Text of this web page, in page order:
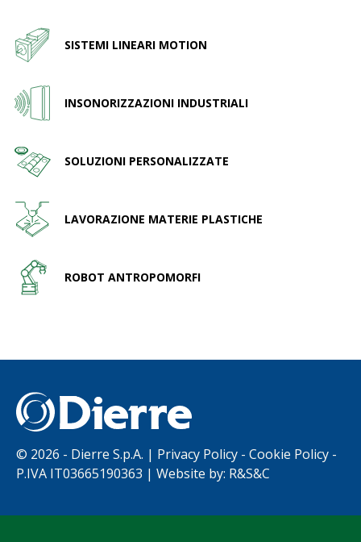
SISTEMI LINEARI MOTION
INSONORIZZAZIONI INDUSTRIALI
SOLUZIONI PERSONALIZZATE
LAVORAZIONE MATERIE PLASTICHE
ROBOT ANTROPOMORFI
© 2026 - Dierre S.p.A. | Privacy Policy - Cookie Policy -
P.IVA IT03665190363 | Website by: R&S&C